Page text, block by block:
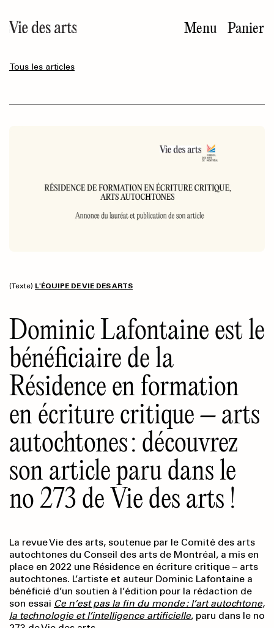
au
contenu
Menu Panier
Tous les articles
(Texte) L'ÉQUIPE DE VIE DES ARTS
Dominic Lafontaine est le
bénéficiaire de la
Résidence en formation
en écriture critique–arts
autochtones : découvrez
son article paru dans le
no 273 de Vie des arts !
La revue Vie des arts, soutenue par le Comité des arts
autochtones du Conseil des arts de Montréal, a mis en
place en 2022 une Résidence en écriture critique – arts
autochtones. L’artiste et auteur Dominic Lafontaine a
bénéficié d’un soutien à l’édition pour la rédaction de
son essai Ce n’est pas la fin du monde : l’art autochtone,
la technologie et l’intelligence artificielle, paru dans le no